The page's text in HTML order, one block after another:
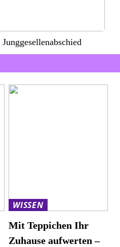
WISSEN
Mit Teppichen Ihr
Zuhause aufwerten –